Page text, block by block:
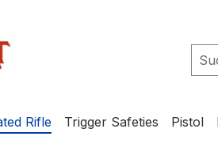
Rifle Trigger Safeties Pistol